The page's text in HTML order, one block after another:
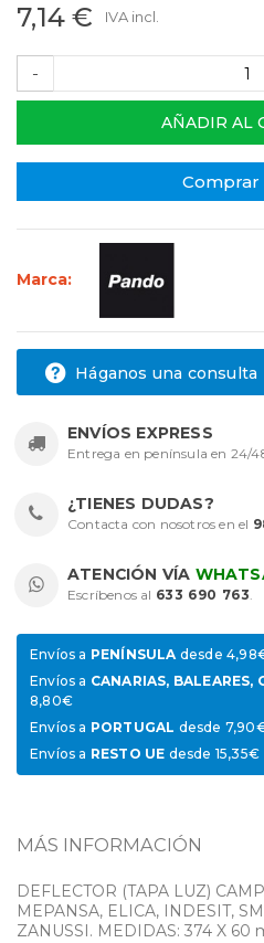
7,14 € IVA incl.
-
AÑADIR AL
Comprar
Marca:
Háganos una consulta
ENVÍOS EXPRESS
Entrega en península en 24/
¿TIENES DUDAS?
Contacta con nosotros en el
ATENCIÓN VÍA
Escríbenos al 633 690 763.
Envíos a PENÍNSULAdesde
Envíos a CANARIAS, BALEARES,
8,80€
Envíos a PORTUGAL desde
Envíos a RESTO UE desde 15,35€
MÁS INFORMACIÓN
DEFLECTOR (TAPA LUZ)
MEPANSA, ELICA, INDESIT,
ZANUSSI. MEDIDAS: 374 X 60